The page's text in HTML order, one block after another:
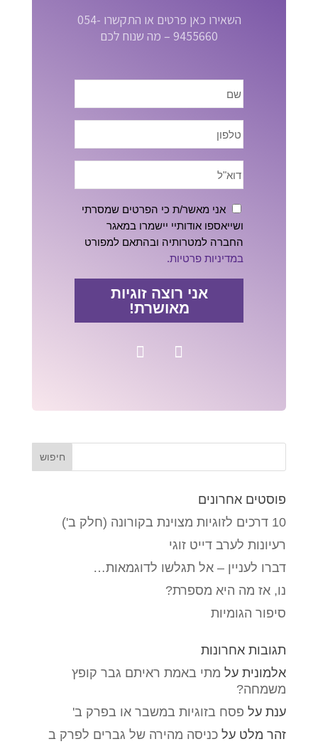
השאירו כאן פרטים או התקשרו 054-
9455660 – מה שנוח לכם
אני מאשר/ת כי הפרטים שמסרתי
ושייאספו אודותיי יישמרו במאגר
החברה למטרותיה ובהתאם למפורט
במדיניות פרטיות.
אני רוצה זוגיות
מאושרת!
פוסטים אחרונים
10 דרכים לזוגיות מצוינת בקורונה (חלק ב')
רעיונות לערב דייט זוגי
דברו לעניין – אל תגלשו לדוגמאות…
נו, אז מה היא מספרת?
סיפור הגומיות
תגובות אחרונות
אלמוניתעל מתי באמת ראיתם גבר קופץ
משמחה?
ענתעל פסח בזוגיות במשבר או בפרק ב'
זהר מלט על כניסה מהירה של גברים לפרק ב